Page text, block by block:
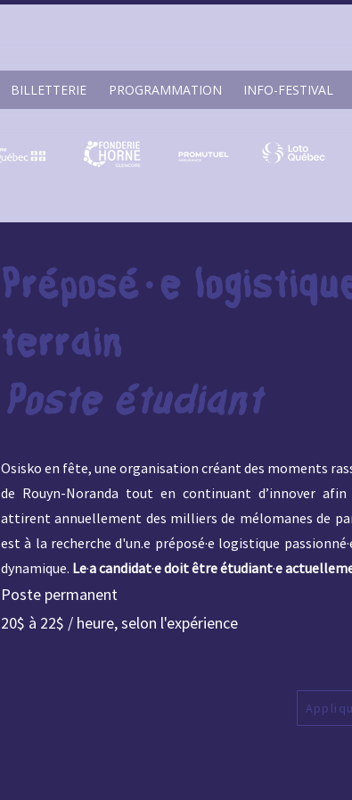
BILLETTERIE PROGRAMMATION INFO-FESTIVAL
Préposé·e
terrain
Poste étudiant
Osisko en fête, une organisation créant des moments
de Rouyn-Noranda tout en continuant d’innover afin
attirent annuellement des milliers de mélomanes de
est à la recherche d'un.e préposé·e logistique
dynamique. Le·a candidat·e doit être étudiant·e
Poste permanent
20$ à 22$ / heure, selon l'expérience